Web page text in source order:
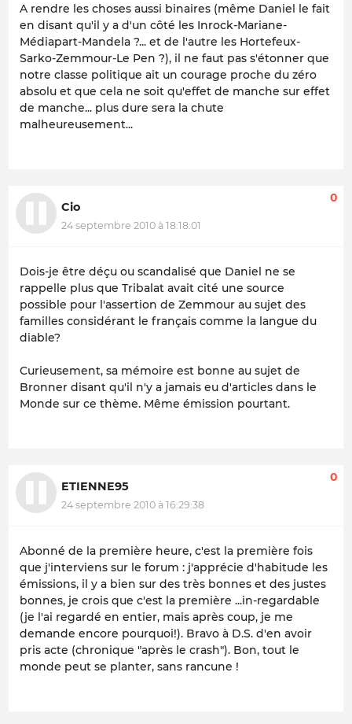
A rendre les choses aussi binaires (même Daniel le fait
en disant qu'il y a d'un côté les Inrock-Mariane-
Médiapart-Mandela ?... et de l'autre les Hortefeux-
Sarko-Zemmour-Le Pen ?), il ne faut pas s'étonner que
notre classe politique ait un courage proche du zéro
absolu et que cela ne soit qu'effet de manche sur effet
de manche... plus dure sera la chute
malheureusement...
Cio
24 septembre 2010 à 18:18:01
0
Dois-je être déçu ou scandalisé que Daniel ne se
rappelle plus que Tribalat avait cité une source
possible pour l'assertion de Zemmour au sujet des
familles considérant le français comme la langue du
diable?
Curieusement, sa mémoire est bonne au sujet de
Bronner disant qu'il n'y a jamais eu d'articles dans le
Monde sur ce thème. Même émission pourtant.
ETIENNE95
24 septembre 2010 à 16:29:38
0
Abonné de la première heure, c'est la première fois
que j'interviens sur le forum : j'apprécie d'habitude les
émissions, il y a bien sur des très bonnes et des justes
bonnes, je crois que c'est la première ...in-regardable
(je l'ai regardé en entier, mais après coup, je me
demande encore pourquoi!). Bravo à D.S. d'en avoir
pris acte (chronique "après le crash"). Bon, tout le
monde peut se planter, sans rancune !